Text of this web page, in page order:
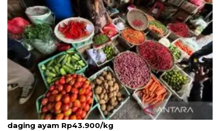
PIHPS: Harga cabai rawit merah Rp91.700/kg,
daging ayam Rp43.900/kg